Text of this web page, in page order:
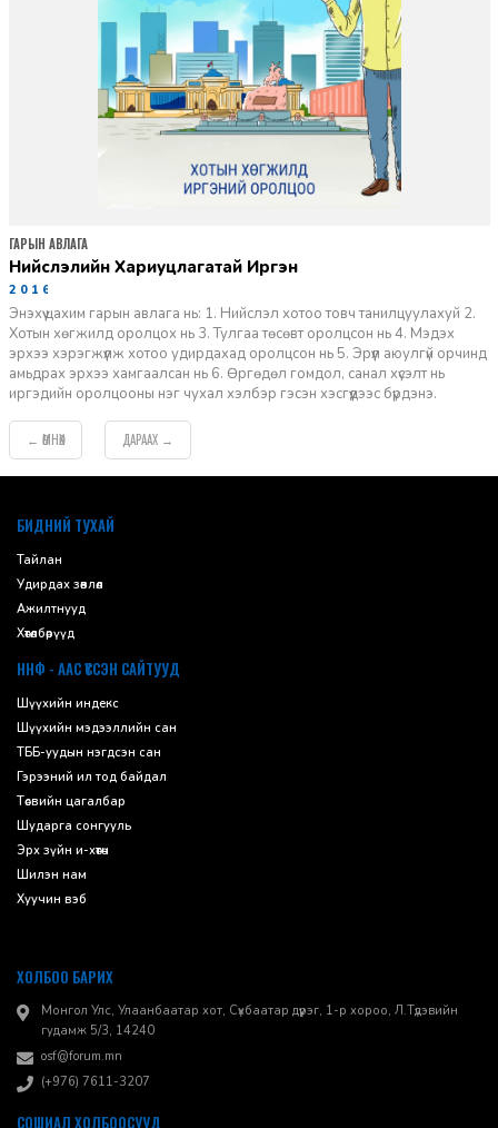
Нийслэлийн Хариуцлагатай Иргэн
2016-11-08
Энэхүү цахим гарын авлага нь: 1. Нийслэл хотоо товч танилцуулахуй 2.
Хотын хөгжилд оролцох нь 3. Тулгаа төсөвт оролцсон нь 4. Мэдэх
эрхээ хэрэгжүүлж хотоо удирдахад оролцсон нь 5. Эрүүл аюулгүй орчинд
амьдрах эрхээ хамгаалсан нь 6. Өргөдөл гомдол, санал хүсэлт нь
иргэдийн оролцооны нэг чухал хэлбэр гэсэн хэсгүүдээс бүрдэнэ.
ГАРЫН АВЛАГА
← ӨМНӨХ ДАРААХ →
БИДНИЙ ТУХАЙ
Тайлан
Удирдах зөвлөл
Ажилтнууд
Хөтөлбөрүүд
ННФ - ААС ҮҮССЭН САЙТУУД
Шүүхийн индекс
Шүүхийн мэдээллийн сан
ТББ-уудын нэгдсэн сан
Гэрээний ил тод байдал
Төсвийн цагалбар
Шударга сонгууль
Эрх зүйн и-хөтөч
Шилэн нам
Хуучин вэб
ХОЛБОО БАРИХ
Монгол Улс, Улаанбаатар хот, Сүхбаатар дүүрэг, 1-р хороо, ​Л.Түдэвийн
гудамж 5/3, 14240
osf@forum.mn
(+976) 7611-3207
СОШИАЛ ХОЛБООСУУД